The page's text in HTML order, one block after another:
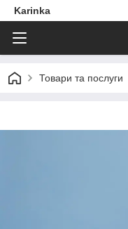
Karinka
Товари та послуги